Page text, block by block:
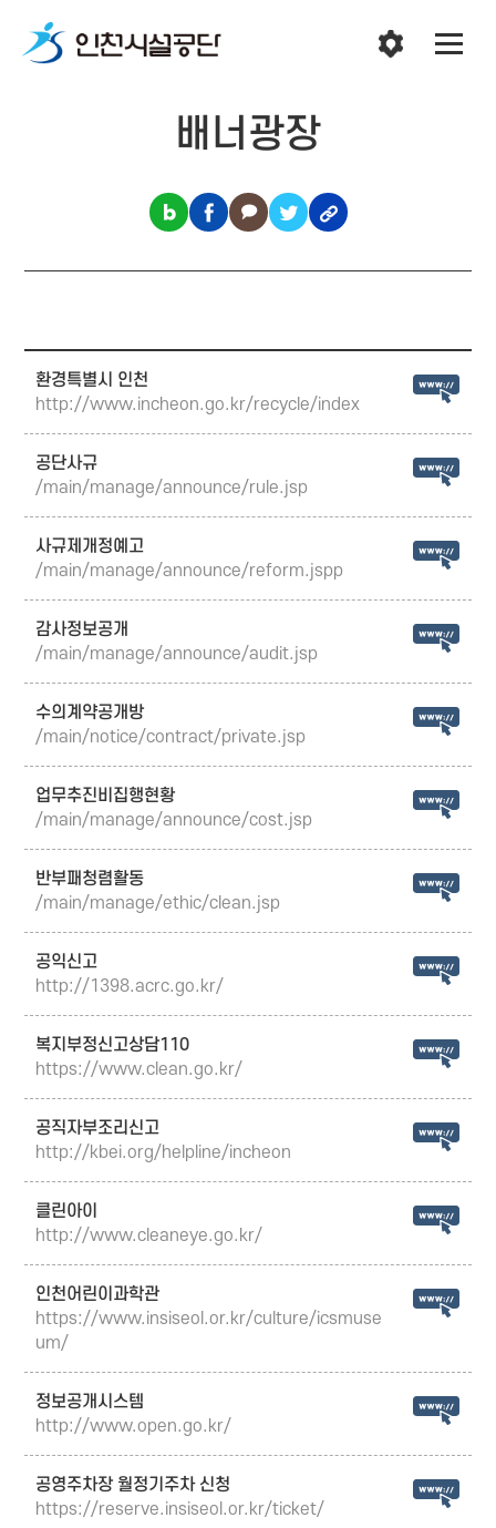
배너광장
환경특별시 인천
http://www.incheon.go.kr/recycle/index
공단사규
/main/manage/announce/rule.jsp
사규제개정예고
/main/manage/announce/reform.jspp
감사정보공개
/main/manage/announce/audit.jsp
수의계약공개방
/main/notice/contract/private.jsp
업무추진비집행현황
/main/manage/announce/cost.jsp
반부패청렴활동
/main/manage/ethic/clean.jsp
공익신고
http://1398.acrc.go.kr/
복지부정신고상담110
https://www.clean.go.kr/
공직자부조리신고
http://kbei.org/helpline/incheon
클린아이
http://www.cleaneye.go.kr/
인천어린이과학관
https://www.insiseol.or.kr/culture/icsmuse
um/
정보공개시스템
http://www.open.go.kr/
공영주차장 월정기주차 신청
https://reserve.insiseol.or.kr/ticket/